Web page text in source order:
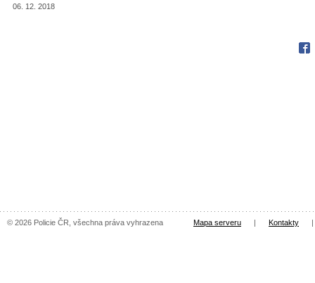
06. 12. 2018
© 2026 Policie ČR, všechna práva vyhrazena Mapa serveru | Kontakty |